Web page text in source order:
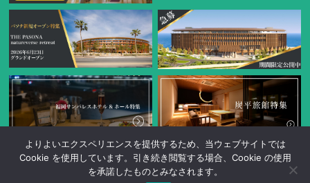
よりよいエクスペリエンスを提供するため、当ウェブサイトでは
Cookie を使用しています。引き続き閲覧する場合、Cookie の使用
を承諾したものとみなされます。